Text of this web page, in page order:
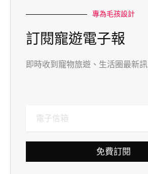
專為毛孩設計
訂閱寵遊電子報
即時收到寵物旅遊、生活圈最新訊
免費訂閱